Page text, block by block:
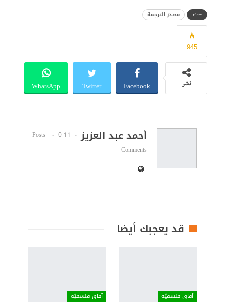
مصدر مصدر الترجمة
945
نشر Facebook
Twitter
WhatsApp
أحمد عبد العزيز 11 Posts
0
Comments
قد يعجبك أيضا
آفاق فلسفيّة‎ آفاق فلسفيّة‎